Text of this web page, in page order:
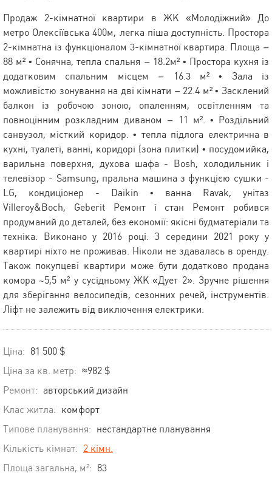
Продаж 2-кімнатної квартири в ЖК «Молодіжний» До
метро Олексіївська 400м, легка піша доступність. Простора
2-кімнатна із функціоналом 3-кімнатної квартира. Площа –
88 м² • Сонячна, тепла спальня – 18.2м² • Простора кухня із
додатковим спальним місцем – 16.3 м² • Зала із
можливістю зонування на дві кімнати – 22.4 м² • Засклений
балкон із робочою зоною, опаленням, освітленням та
повноцінним розкладним диваном – 11 м². • Роздільний
санвузол, місткий коридор. • тепла підлога електрична в
кухні, туалеті, ванні, коридорі (зона плитки) • посудомийка,
варильна поверхня, духова шафа - Bosh, холодильник і
телевізор - Samsung, пральна машина з функцією сушки -
LG, кондиціонер - Daikin • ванна Ravak, унітаз
Villeroy&Boch, Geberit Ремонт і стан Ремонт робився
продуманий до деталей, без економії: якісні будматеріали та
техніка. Виконано у 2016 році. З середини 2021 року у
квартирі ніхто не проживав. Ніколи не здавалась в оренду.
Також покупцеві квартири може бути додатково продана
комора ~5,5 м² у сусідньому ЖК «Дует 2». Зручне рішення
для зберігання велосипедів, сезонних речей, інструментів.
Ліфт не залежить від виключення електрики.
Ціна: 81 500 $
Ціна за кв. метр: ≈982 $
Ремонт: авторський дизайн
Клас житла: комфорт
Типове планування: нестандартне планування
Кількість кімнат: 2 кімн.
Площа загальна, м²: 83